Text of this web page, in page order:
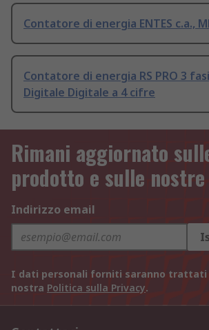
Contatore di energia ENTES c.a.,
Contatore di energia RS PRO 3
Digitale Digitale a 4 cifre
Rimani aggiornato
prodotto e sulle
Indirizzo email
I dati personali forniti saranno trattati
nostra Politica sulla Privacy.